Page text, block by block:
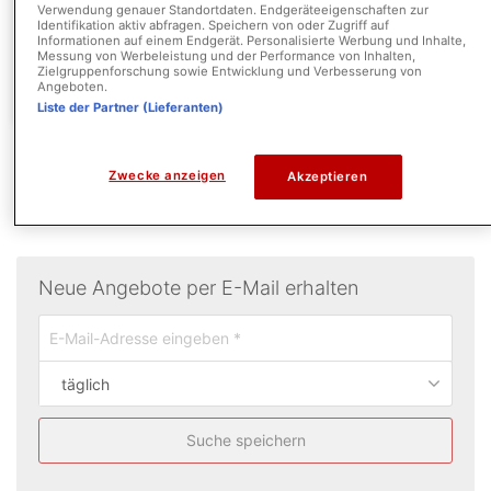
Suche anpassen
Objekttyp:
Neue Angebote per E-Mail erhalten
täglich
Suche speichern
Verwendung genauer Standortdaten. Endgeräteeigenschaften zur
Identifikation aktiv abfragen. Speichern von oder Zugriff auf
Informationen auf einem Endgerät. Personalisierte Werbung und Inhalte,
Messung von Werbeleistung und der Performance von Inhalten,
Zielgruppenforschung sowie Entwicklung und Verbesserung von
Angeboten.
Liste der Partner (Lieferanten)
Zwecke anzeigen Akzeptieren